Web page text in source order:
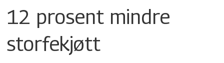
12 prosent mindre
storfekjøtt